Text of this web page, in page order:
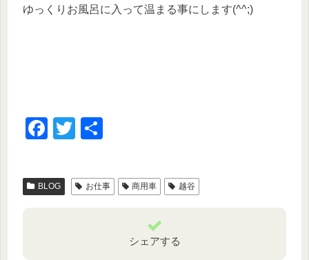
ゆっくりお風呂に入って温まる事にします(^^;)
F
c
e
T
tt
er
BLOG お仕事 商用車 越谷
シェアする